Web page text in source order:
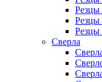
Резцы
Резцы
Резцы
Сверла